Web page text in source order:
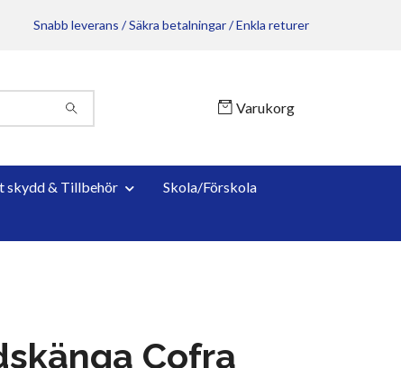
Snabb leverans / Säkra betalningar / Enkla returer
Varukorg
skydd & Tillbehör
Skola/Förskola
Cofra